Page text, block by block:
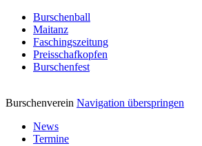
Burschenball
Maitanz
Faschingszeitung
Preisschafkopfen
Burschenfest
Burschenverein Navigation überspringen
News
Termine